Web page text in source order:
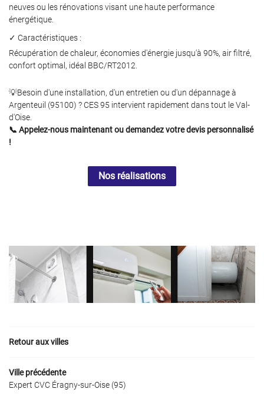
neuves ou les rénovations visant une haute performance
énergétique.
✓ Caractéristiques :
Récupération de chaleur, économies d'énergie jusqu'à 90%, air filtré,
confort optimal, idéal BBC/RT2012.
💡Besoin d'une installation, d'un entretien ou d'un dépannage à
Argenteuil (95100) ? CES 95 intervient rapidement dans tout le Val-
d'Oise.
📞 Appelez-nous maintenant ou demandez votre devis personnalisé
!
Nos réalisations
Retour aux villes
Ville précédente
Expert CVC Éragny‑sur‑Oise (95)